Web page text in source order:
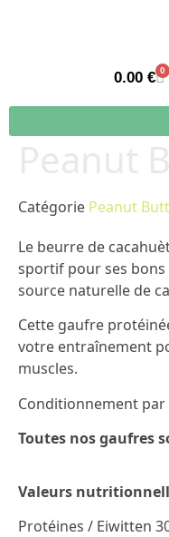
0.00€ 0
Catégorie Peanut
Le beurre de
sportif pour ses bons
source naturelle de
Cette gaufre
votre entraînement
muscles.
Conditionnement par
Toutes nos gaufres
Valeurs
Protéines / Eiwitten